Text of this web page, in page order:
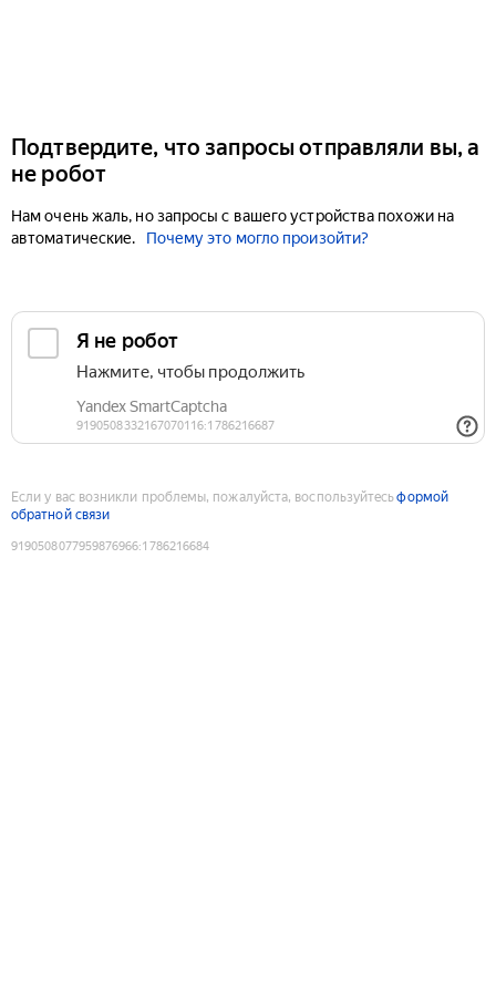
Подтвердите, что запросы отправляли вы, а
не робот
Нам очень жаль, но запросы с вашего устройства похожи на
автоматические.
Почему это могло произойти?
Если у вас возникли проблемы, пожалуйста, воспользуйтесьформой
обратной связи
9190508077959876966:1786216684